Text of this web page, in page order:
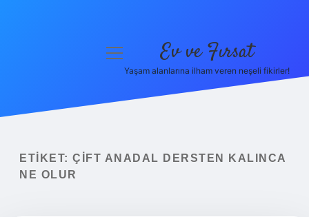
Yasal Uyarı
menüyü
Ev ve Fırsat
Yaşam alanlarına ilham veren neşeli fikirler!
ETIKET: ÇIFT ANADAL DERSTEN KALINCA
NE OLUR